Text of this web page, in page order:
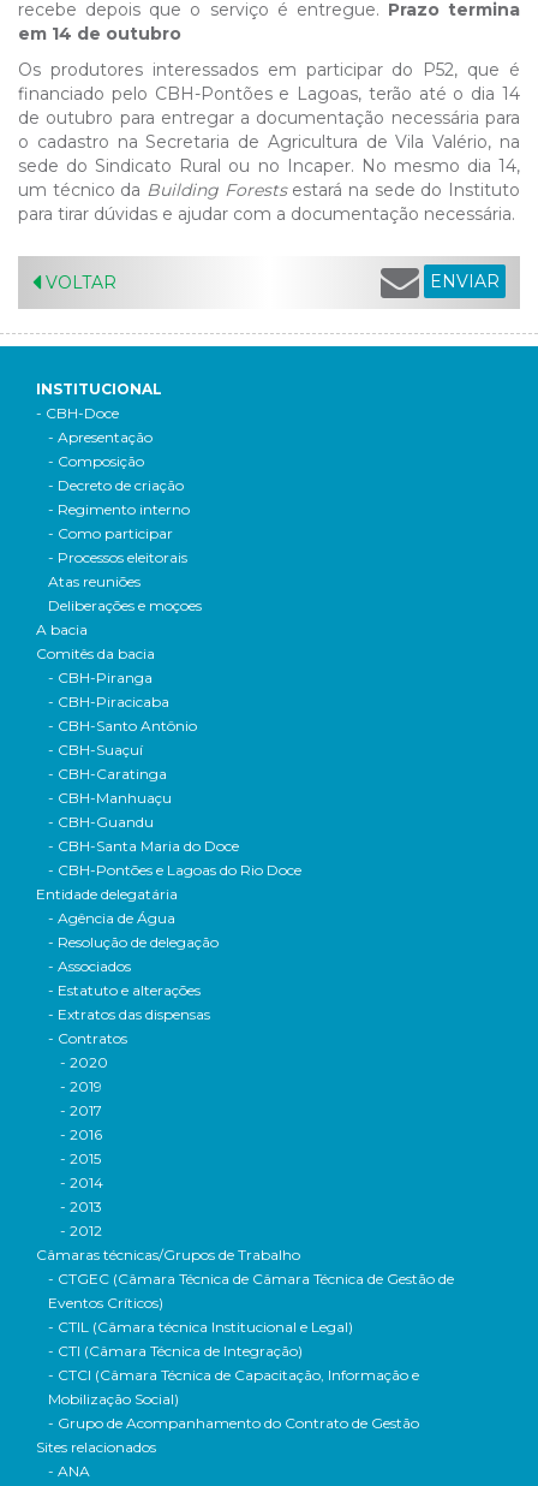
recebe depois que o serviço é entregue. Prazo termina
em 14 de outubro
Os produtores interessados em participar do P52, que é
financiado pelo CBH-Pontões e Lagoas, terão até o dia 14
de outubro para entregar a documentação necessária para
o cadastro na Secretaria de Agricultura de Vila Valério, na
sede do Sindicato Rural ou no Incaper. No mesmo dia 14,
um técnico da Building Forestsestará na sede do Instituto
para tirar dúvidas e ajudar com a documentação necessária.
VOLTAR ENVIAR
INSTITUCIONAL
- CBH-Doce
- Apresentação
- Composição
- Decreto de criação
- Regimento interno
- Como participar
- Processos eleitorais
Atas reuniões
Deliberações e moçoes
A bacia
Comitês da bacia
- CBH-Piranga
- CBH-Piracicaba
- CBH-Santo Antônio
- CBH-Suaçuí
- CBH-Caratinga
- CBH-Manhuaçu
- CBH-Guandu
- CBH-Santa Maria do Doce
- CBH-Pontões e Lagoas do Rio Doce
Entidade delegatária
- Agência de Água
- Resolução de delegação
- Associados
- Estatuto e alterações
- Extratos das dispensas
- Contratos
- 2020
- 2019
- 2017
- 2016
- 2015
- 2014
- 2013
- 2012
Câmaras técnicas/Grupos de Trabalho
- CTGEC (Câmara Técnica de Câmara Técnica de Gestão de
Eventos Críticos)
- CTIL (Câmara técnica Institucional e Legal)
- CTI (Câmara Técnica de Integração)
- CTCI (Câmara Técnica de Capacitação, Informação e
Mobilização Social)
- Grupo de Acompanhamento do Contrato de Gestão
Sites relacionados
- ANA